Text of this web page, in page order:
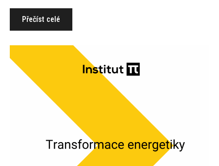
Přečíst celé